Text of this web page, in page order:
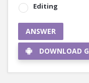
Editing
ANSWER
DOWNLOAD